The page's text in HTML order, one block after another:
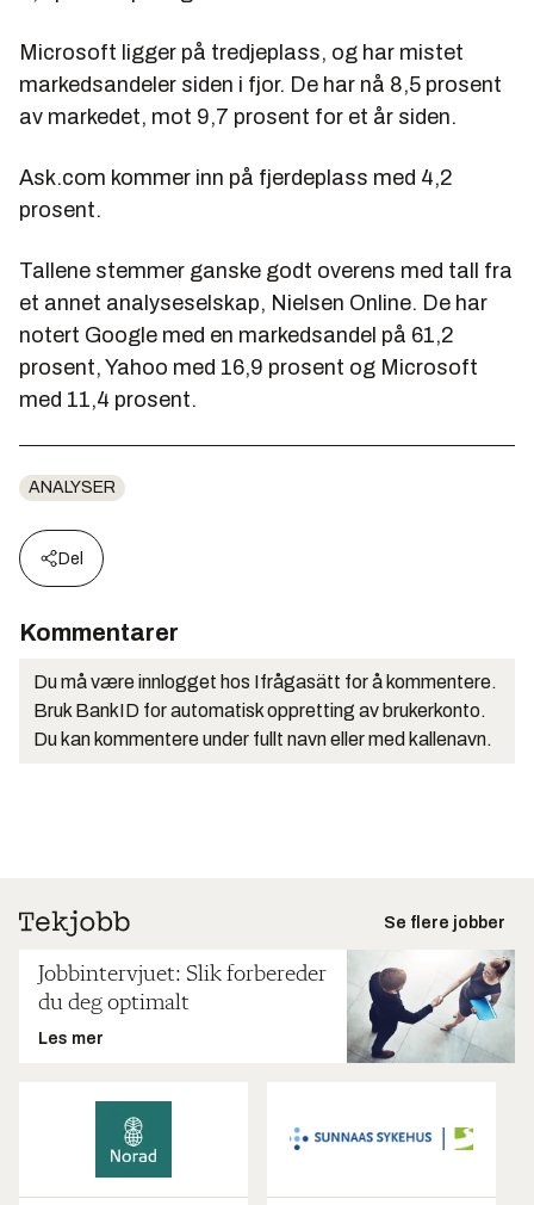
Microsoft ligger på tredjeplass, og har mistet
markedsandeler siden i fjor. De har nå 8,5 prosent
av markedet, mot 9,7 prosent for et år siden.
Ask.com kommer inn på fjerdeplass med 4,2
prosent.
Tallene stemmer ganske godt overens med tall fra
et annet analyseselskap, Nielsen Online. De har
notert Google med en markedsandel på 61,2
prosent, Yahoo med 16,9 prosent og Microsoft
med 11,4 prosent.
ANALYSER
Del
Kommentarer
Du må være innlogget hos Ifrågasätt for å kommentere.
Bruk BankID for automatisk oppretting av brukerkonto.
Du kan kommentere under fullt navn eller med kallenavn.
Se flere jobber
Jobbintervjuet: Slik forbereder
du deg optimalt
Les mer